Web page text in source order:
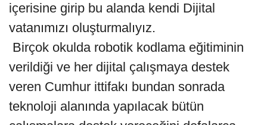
içerisine girip bu alanda kendi Dijital
vatanımızı oluşturmalıyız.
Birçok okulda robotik kodlama eğitiminin
verildiği ve her dijital çalışmaya destek
veren Cumhur ittifakı bundan sonrada
teknoloji alanında yapılacak bütün